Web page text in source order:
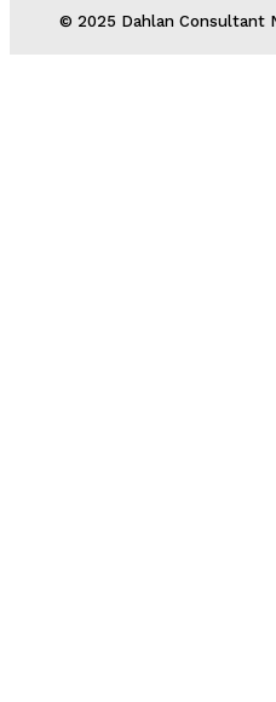
© 2025 Dahlan Consultant